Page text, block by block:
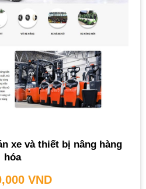
xe và thiết bị nâng hàng
hóa
VND